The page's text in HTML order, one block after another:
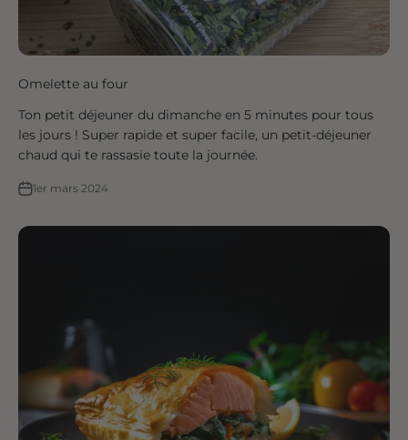
Omelette au four
Ton petit déjeuner du dimanche en 5 minutes pour tous
les jours ! Super rapide et super facile, un petit-déjeuner
chaud qui te rassasie toute la journée.
1er mars 2024